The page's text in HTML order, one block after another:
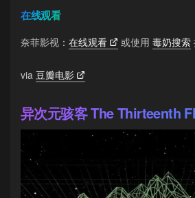
在线观看
奈菲影视： 在线观看 或使用 毒奶搜索
via 豆瓣电影
异次元骇客 The Thirteenth